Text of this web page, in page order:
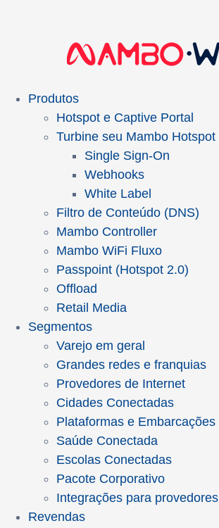
Produtos
Hotspot e Captive Portal
Turbine seu Mambo Hotspot
Single Sign-On
Webhooks
White Label
Filtro de Conteúdo (DNS)
Mambo Controller
Mambo WiFi Fluxo
Passpoint (Hotspot 2.0)
Offload
Retail Media
Segmentos
Varejo em geral
Grandes redes e franquias
Provedores de Internet
Cidades Conectadas
Plataformas e Embarcações
Saúde Conectada
Escolas Conectadas
Pacote Corporativo
Integrações para provedores
Revendas